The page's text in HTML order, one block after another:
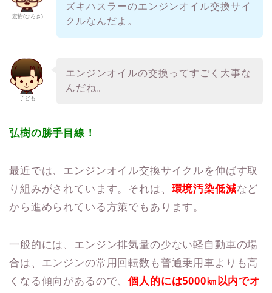
宏樹(ひろき)
ズキハスラーのエンジンオイル交換サイ
クルなんだよ。
子ども
エンジンオイルの交換ってすごく大事な
んだね。
弘樹の勝手目線！
最近では、エンジンオイル交換サイクルを伸ばす取
り組みがされています。それは、 環境汚染低減など
から進められている方策でもあります。
一般的には、エンジン排気量の少ない軽自動車の場
合は、エンジンの常用回転数も普通乗用車よりも高
くなる傾向があるので、個人的には5000㎞以内でオ